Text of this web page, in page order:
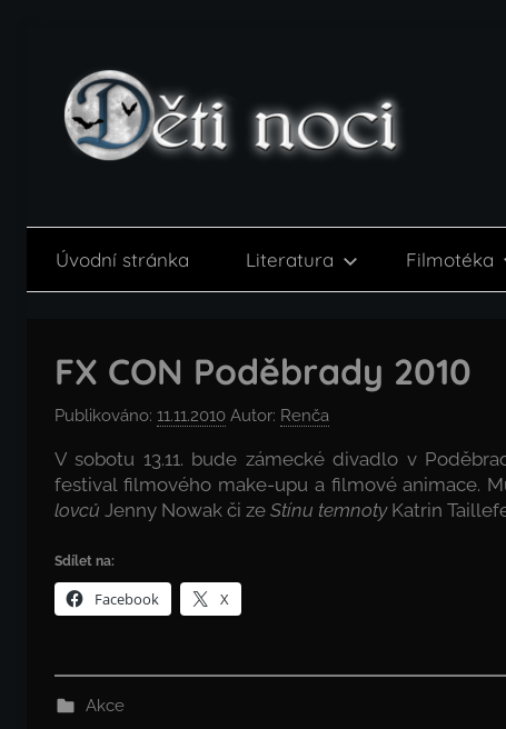
obsahu
noci
Úvodní stránka Literatura Filmotéka
FX CON Poděbrady 2010
Publikováno: 11.11.2010 Autor: Renča
V sobotu 13.11. bude zámecké divadlo v
festival filmového make-upu a filmové animace.
lovců Jenny Nowak či ze Stínu temnotyKatrin
Sdílet na:
Facebook X
Akce